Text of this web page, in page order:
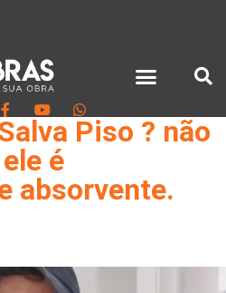
Piso ? não
é
absorvente.